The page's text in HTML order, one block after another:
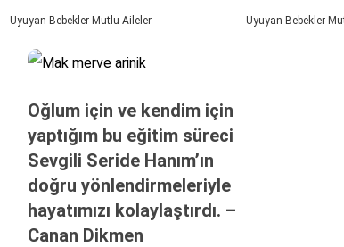
Uyuyan Bebekler Mutlu Aileler Uyuyan Bebekler
Oğlum için ve kendim için
yaptığım bu eğitim süreci
Sevgili Seride Hanım’ın
doğru yönlendirmeleriyle
hayatımızı kolaylaştırdı. –
Canan Dikmen